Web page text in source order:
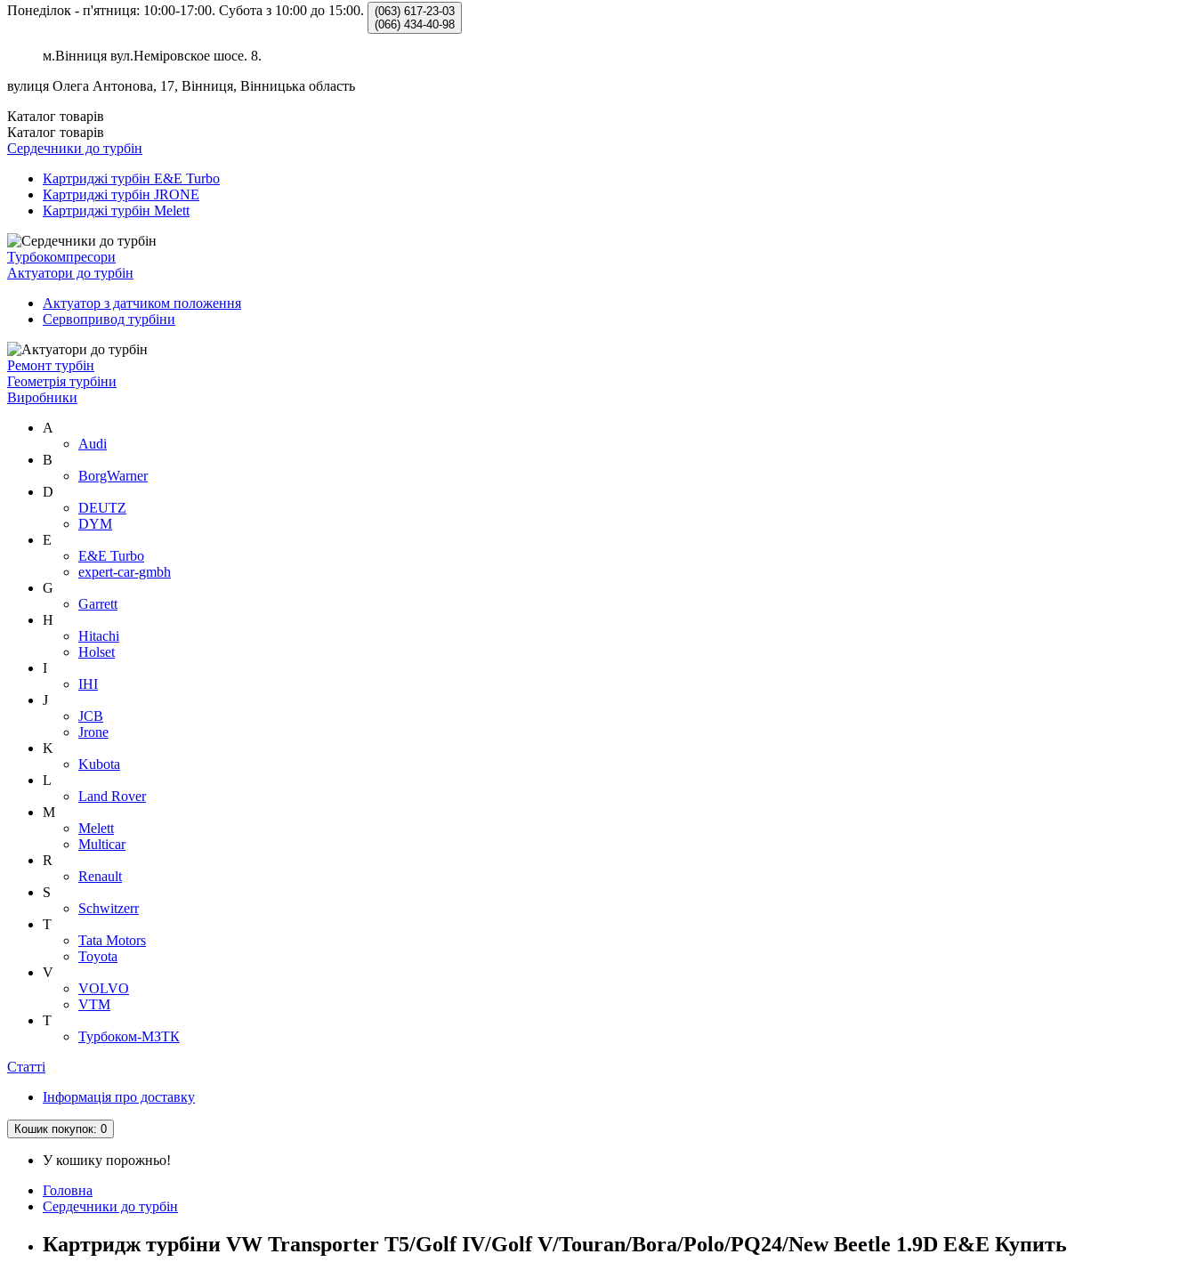
Понеділок - п'ятниця: 10:00-17:00. Субота з 10:00 до 15:00. (063) 617-23-03
(066) 434-40-98
м.Вінниця вул.Неміровское шосе. 8.
вулиця Олега Антонова, 17, Вінниця, Вінницька область
Каталог товарів
Каталог товарів
Сердечники до турбін
Картриджі турбін E&E Turbo
Картриджі турбін JRONE
Картриджі турбін Melett
Турбокомпресори
Актуатори до турбін
Актуатор з датчиком положення
Сервопривод турбіни
Ремонт турбін
Геометрія турбіни
Виробники
A
Audi
B
BorgWarner
D
DEUTZ
DYM
E
E&E Turbo
expert-car-gmbh
G
Garrett
H
Hitachi
Holset
I
IHI
J
JCB
Jrone
K
Kubota
L
Land Rover
M
Melett
Multicar
R
Renault
S
Schwitzerr
T
Tata Motors
Toyota
V
VOLVO
VTM
Т
Турбоком-МЗТК
Статті
Інформація про доставку
Кошик покупок: 0
У кошику порожньо!
Головна
Сердечники до турбін
Картридж турбіни VW Transporter T5/Golf IV/Golf V/Touran/Bora/Polo/PQ24/New Beetle 1.9D E&E Купить